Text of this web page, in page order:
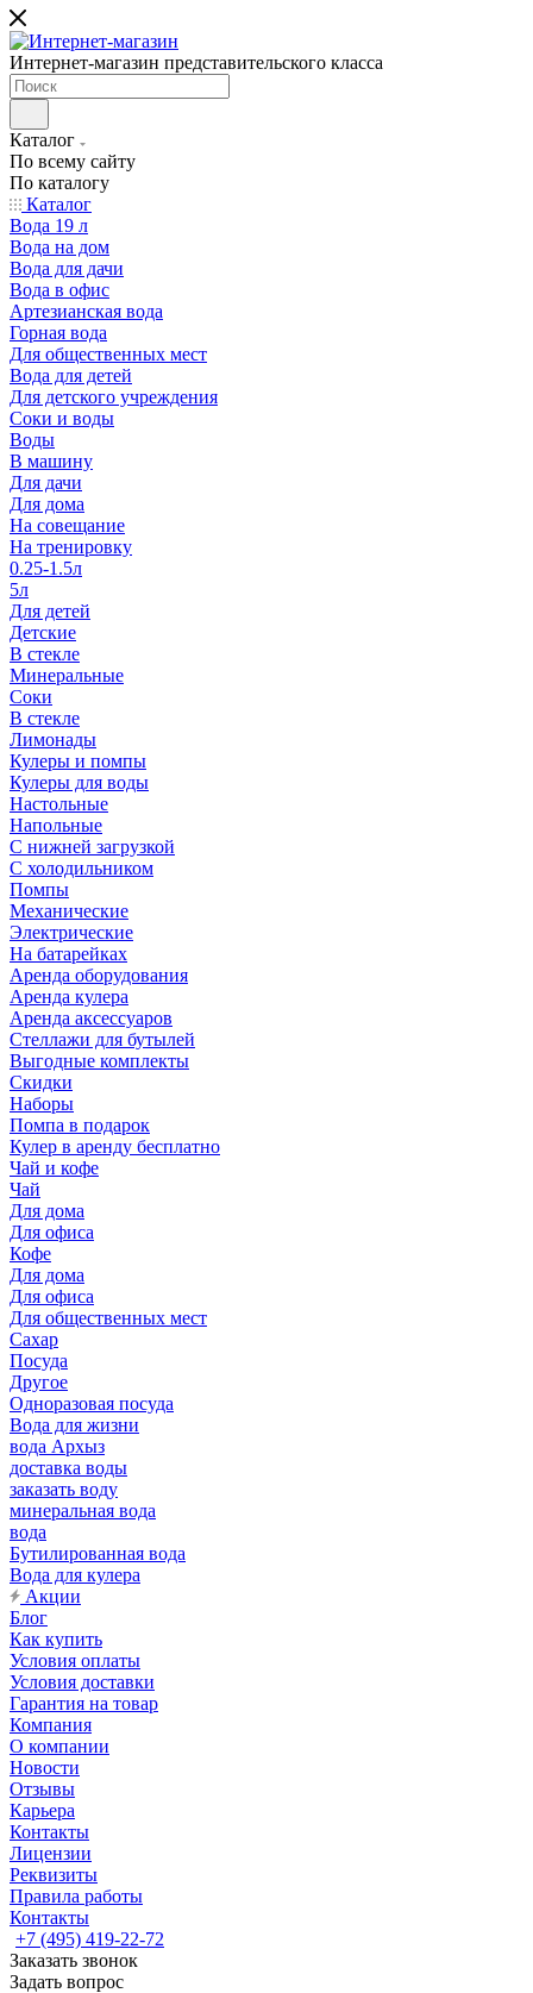
Интернет-магазин представительского класса
Каталог
По всему сайту
По каталогу
Каталог
Вода 19 л
Вода на дом
Вода для дачи
Вода в офис
Артезианская вода
Горная вода
Для общественных мест
Вода для детей
Для детского учреждения
Соки и воды
Воды
В машину
Для дачи
Для дома
На совещание
На тренировку
0.25-1.5л
5л
Для детей
Детские
В стекле
Минеральные
Соки
В стекле
Лимонады
Кулеры и помпы
Кулеры для воды
Настольные
Напольные
С нижней загрузкой
С холодильником
Помпы
Механические
Электрические
На батарейках
Аренда оборудования
Аренда кулера
Аренда аксессуаров
Стеллажи для бутылей
Выгодные комплекты
Скидки
Наборы
Помпа в подарок
Кулер в аренду бесплатно
Чай и кофе
Чай
Для дома
Для офиса
Кофе
Для дома
Для офиса
Для общественных мест
Сахар
Посуда
Другое
Одноразовая посуда
Вода для жизни
вода Архыз
доставка воды
заказать воду
минеральная вода
вода
Бутилированная вода
Вода для кулера
Акции
Блог
Как купить
Условия оплаты
Условия доставки
Гарантия на товар
Компания
О компании
Новости
Отзывы
Карьера
Контакты
Лицензии
Реквизиты
Правила работы
Контакты
+7 (495) 419-22-72
Заказать звонок
Задать вопрос